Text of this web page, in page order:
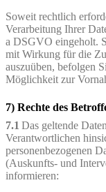
Soweit rechtlich
Verarbeitung Ihrer
a DSGVO eingeholt.
mit Wirkung für die
auszuüben, befolgen
Möglichkeit zur
7) Rechte des
7.1 Das geltende
Verantwortlichen
personenbezogenen
(Auskunfts- und
informieren: